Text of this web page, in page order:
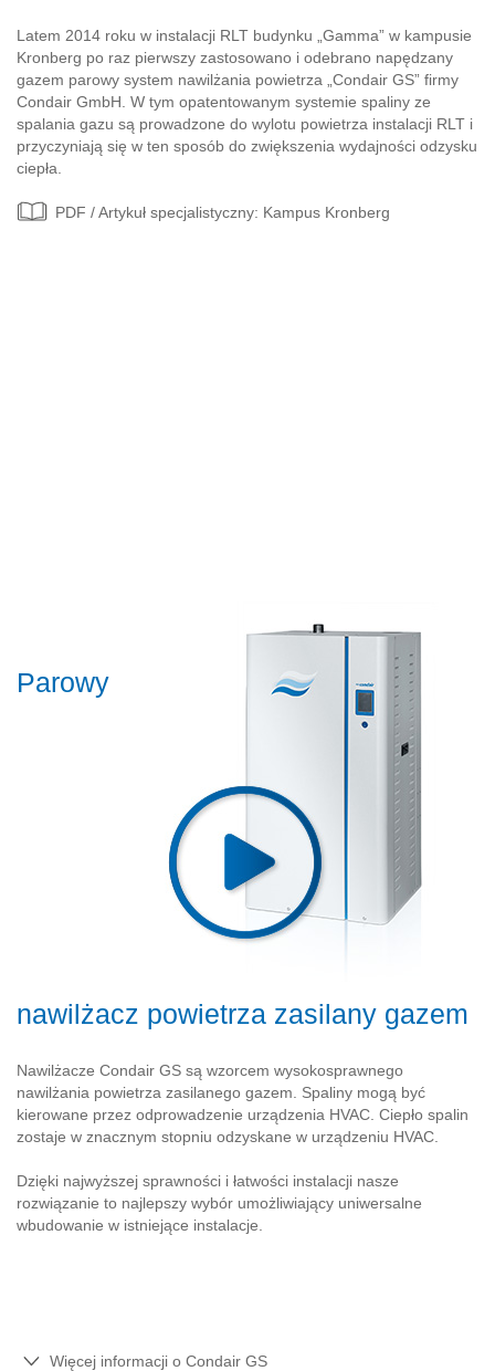
Latem 2014 roku w instalacji RLT budynku „Gamma” w kampusie
Kronberg po raz pierwszy zastosowano i odebrano napędzany
gazem parowy system nawilżania powietrza „Condair GS” firmy
Condair GmbH. W tym opatentowanym systemie spaliny ze
spalania gazu są prowadzone do wylotu powietrza instalacji RLT i
przyczyniają się w ten sposób do zwiększenia wydajności odzysku
ciepła.
PDF / Artykuł specjalistyczny: Kampus Kronberg
Parowy
nawilżacz powietrza zasilany gazem
Nawilżacze Condair GS są wzorcem wysokosprawnego
nawilżania powietrza zasilanego gazem. Spaliny mogą być
kierowane przez odprowadzenie urządzenia HVAC. Ciepło spalin
zostaje w znacznym stopniu odzyskane w urządzeniu HVAC.
Dzięki najwyższej sprawności i łatwości instalacji nasze
rozwiązanie to najlepszy wybór umożliwiający uniwersalne
wbudowanie w istniejące instalacje.
Więcej informacji o Condair GS